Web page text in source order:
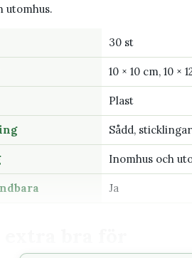
utomhus.
30 st
10 × 10 cm, 10 ×
Plast
Sådd,
Inomhus och
Ja